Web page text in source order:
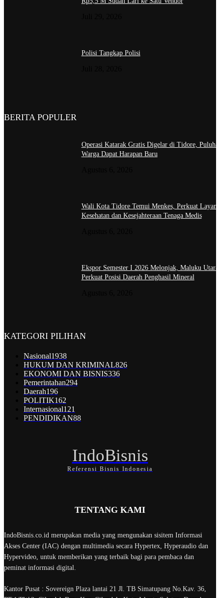
Polisi Tangkap Polisi
BERITA POPULER
Operasi Katarak Gratis Digelar di Tidore,
Warga Dapat Harapan Baru
Wali Kota Tidore Temui Menkes, Perkuat
Kesehatan dan Kesejahteraan Tenaga Medis
Ekspor Semester I 2026 Melonjak, Maluku Utara
Perkuat Posisi Daerah Penghasil Mineral
KATEGORI PILIHAN
Nasional1938
HUKUM DAN KRIMINAL826
EKONOMI DAN BISNIS336
Pemerintahan294
Daerah196
POLITIK162
Internasional121
PENDIDIKAN88
IndoBisnis
Referensi Bisnis Indonesia
TENTANG KAMI
IndoBisnis.co.id merupakan media yang mengunakan sisitem Informasi
Akses Center (IAC) dengan multimedia secara Hypertex, Hyperaudio dan
Hypervideo, untuk memberikan yang terbaik bagi para pembaca dan
peminat informasi digital.
Kantor Pusat : Sovereign Plaza lantai 21 Jl. TB Simatupang No.Kav. 36,